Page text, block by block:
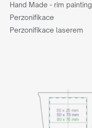
Hand Made - rim painting
Perzonifikace
Perzonifikace laserem